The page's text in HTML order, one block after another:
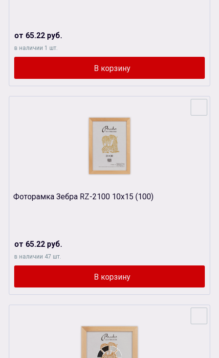
от 65.22 руб.
в наличии 1 шт.
Фоторамка Зебра RZ-2100 10х15 (100)
от 65.22 руб.
в наличии 47 шт.